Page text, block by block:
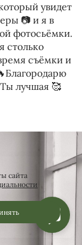
увидет
📷 и я в
фотосьёмки.
столько
съёмки и
лучшая 🥰
сайта